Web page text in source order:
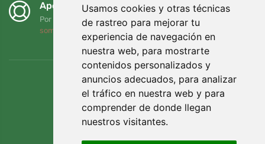
Usamos cookies y otras técnicas
de rastreo para mejorar tu
experiencia de navegación en
nuestra web, para mostrarte
contenidos personalizados y
anuncios adecuados, para analizar
el tráfico en nuestra web y para
comprender de donde llegan
nuestros visitantes.
Apoyamos a Trees.org
Por cada pedido plantamos un árbol. Leer más
somos